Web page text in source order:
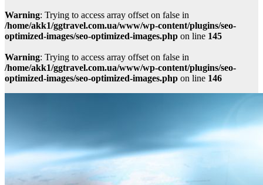
Warning: Trying to access array offset on false in
/home/akk1/ggtravel.com.ua/www/wp-content/plugins/seo-
optimized-images/seo-optimized-images.php on line 145
Warning: Trying to access array offset on false in
/home/akk1/ggtravel.com.ua/www/wp-content/plugins/seo-
optimized-images/seo-optimized-images.php on line 146